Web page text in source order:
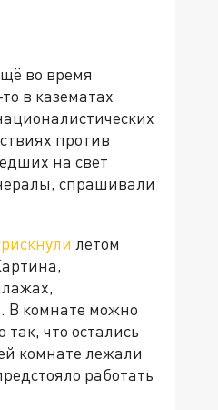
во время
в казематах
против
на свет
спрашивали
рискнули летом
В комнате можно
что остались
комнате лежали
работать